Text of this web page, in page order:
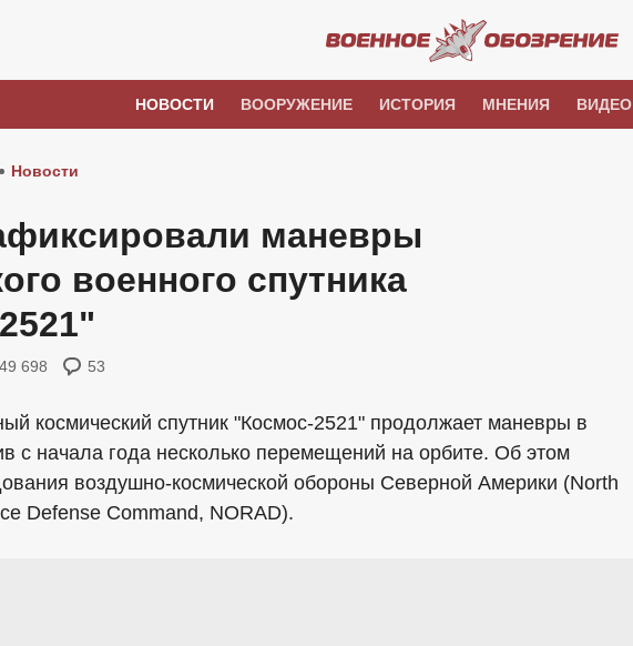
НОВОСТИ ВООРУЖЕНИЕ ИСТОРИЯ МНЕНИЯ ВИДЕО
Новости
маневры
военного спутника
49 698 53
космический спутник "Космос-2521" продолжает маневры в
с начала года несколько перемещений на орбите. Об этом
воздушно-космической обороны Северной Америки (North
Defense Command, NORAD).